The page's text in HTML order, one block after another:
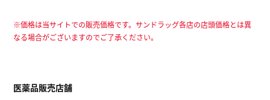
※価格は当サイトでの販売価格です。サンドラッグ各店の店頭価格とは異
なる場合がございますのでご了承ください。
医薬品販売店舗